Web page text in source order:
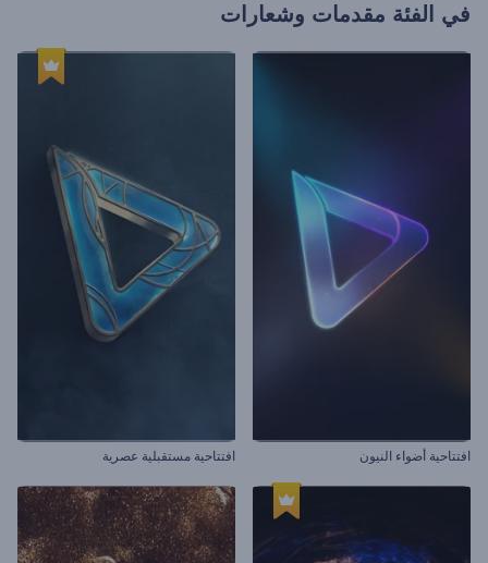
في الفئة مقدمات وشعارات
افتتاحية أضواء النيون افتتاحية مستقبلية عصرية